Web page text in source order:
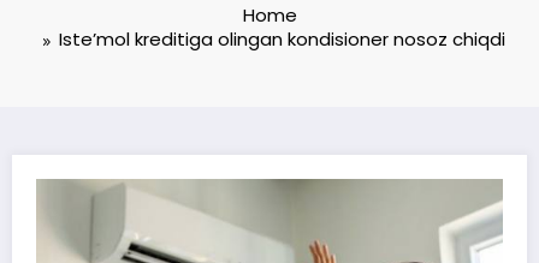
Home
Iste’mol kreditiga olingan kondisioner nosoz chiqdi